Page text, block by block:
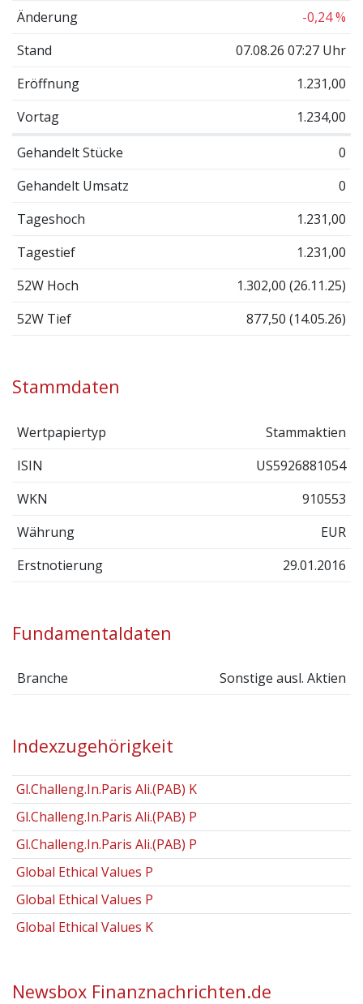
Änderung
-0,24 %
Stand
07.08.26 07:27 Uhr
Eröffnung
1.231,00
Vortag
1.234,00
Gehandelt Stücke
0
Gehandelt Umsatz
0
Tageshoch
1.231,00
Tagestief
1.231,00
52W Hoch
1.302,00 (26.11.25)
52W Tief
877,50 (14.05.26)
Stammdaten
Wertpapiertyp
Stammaktien
ISIN
US5926881054
WKN
910553
Währung
EUR
Erstnotierung
29.01.2016
Fundamentaldaten
Branche Sonstige ausl. Aktien
Indexzugehörigkeit
Gl.Challeng.In.Paris Ali.(PAB) K
Gl.Challeng.In.Paris Ali.(PAB) P
Gl.Challeng.In.Paris Ali.(PAB) P
Global Ethical Values P
Global Ethical Values P
Global Ethical Values K
Newsbox Finanznachrichten.de